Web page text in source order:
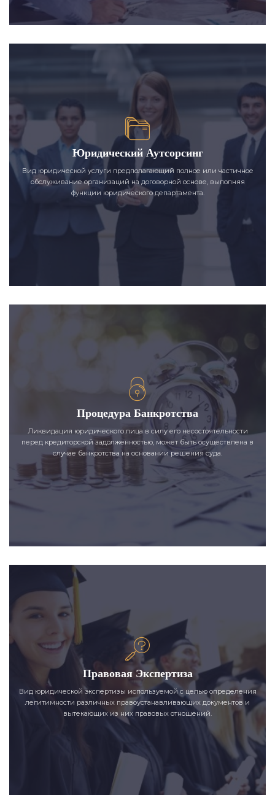
Юридический Аутсорсинг
Вид юридической услуги предполагающий полное или частичное
обслуживание организаций на договорной основе, выполняя
функции юридического департамента.
Процедура Банкротства
Ликвидация юридического лица в силу его несостоятельности
перед кредиторской задолженностью, может быть осуществлена в
случае банкротства на основании решения суда.
Правовая Экспертиза
Вид юридической экспертизы используемой с целью определения
легитимности различных правоустанавливающих документов и
вытекающих из них правовых отношений.